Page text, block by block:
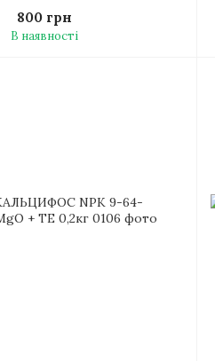
800 грн
В наявності